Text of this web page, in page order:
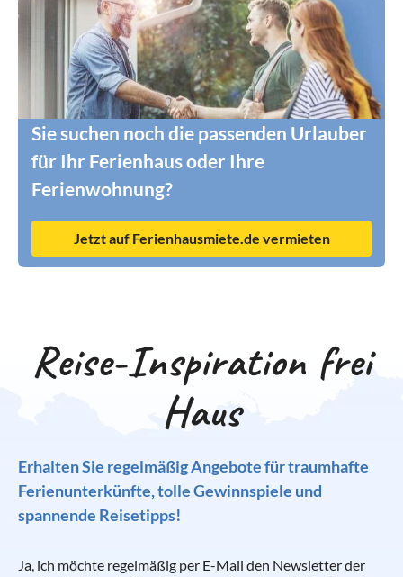
Sie suchen noch die passenden Urlauber
für Ihr Ferienhaus oder Ihre
Ferienwohnung?
Jetzt auf Ferienhausmiete.de vermieten
Reise-Inspiration frei
Haus
Erhalten Sie regelmäßig Angebote für traumhafte
Ferienunterkünfte, tolle Gewinnspiele und
spannende Reisetipps!
Ja, ich möchte regelmäßig per E-Mail den Newsletter der